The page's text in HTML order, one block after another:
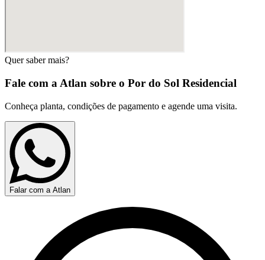
Quer saber mais?
Fale com a Atlan sobre o Por do Sol Residencial
Conheça planta, condições de pagamento e agende uma visita.
Falar com a Atlan